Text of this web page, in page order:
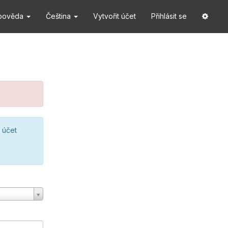
Čeština Vytvořit účet Přihlásit se
účet